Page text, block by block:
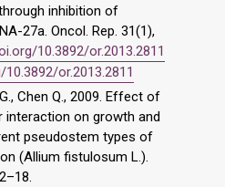
inhibition of
27a. Oncol. Rep. 31(1),
10.3892/or.2013.2811
or.2013.2811
Chen Q., 2009. Effect of
interaction on growth and
pseudostem types of
(Allium fistulosum L.).